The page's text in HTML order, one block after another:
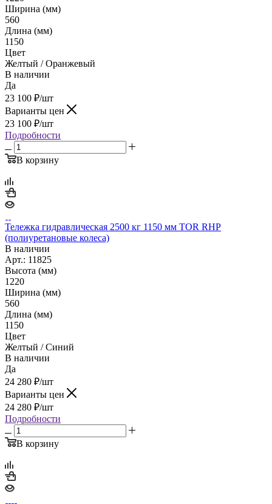
Ширина (мм)
560
Длина (мм)
1150
Цвет
Желтый / Оранжевый
В наличии
Да
23 100 ₽/шт
Варианты цен
23 100 ₽/шт
Подробности
В корзину
Тележка гидравлическая 2500 кг 1150 мм TOR RHP
(полиуретановые колеса)
В наличии
Арт.: 11825
Высота (мм)
1220
Ширина (мм)
560
Длина (мм)
1150
Цвет
Желтый / Синий
В наличии
Да
24 280 ₽/шт
Варианты цен
24 280 ₽/шт
Подробности
В корзину